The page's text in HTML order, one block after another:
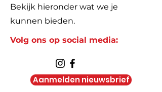
Bekijk hieronder wat we je
kunnen bieden.
Volg ons op social media:
Aanmelden nieuwsbrief